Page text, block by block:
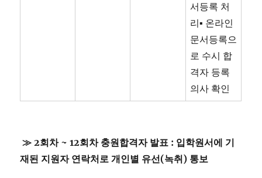
서등록 처
리▪ 온라인
문서등록으
로 수시 합
격자 등록
의사 확인
≫ 2회차 ~ 12회차 충원합격자 발표 : 입학원서에 기
재된 지원자 연락처로 개인별 유선(녹취) 통보